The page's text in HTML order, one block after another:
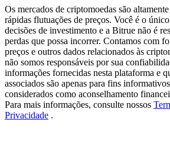
USDT New User Exclusive 10%
USDT Flexible Staking | Daily
BTC New User Exclusive: 6.5% APR
Os mercados de criptomoedas são
rápidas flutuações de preços. Você é o
decisões de investimento e a Bitrue não é
perdas que possa incorrer. Contamos com
preços e outros dados relacionados às
não somos responsáveis por sua
informações fornecidas nesta plataforma e
associados são apenas para fins
considerados como aconselhamento
Para mais informações, consulte nossos
Privacidade .